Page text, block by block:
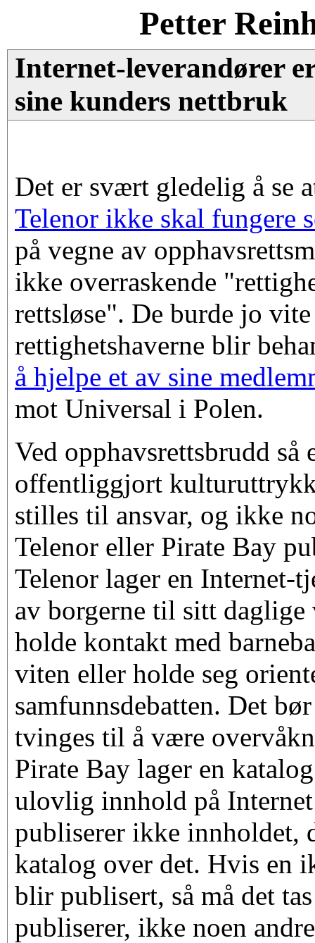
Petter
Internet-leverandører
sine kunders nettbruk
Det er svært gledelig å se
Telenor ikke skal fungere
på vegne av
ikke overraskende
rettsløse". De burde jo
rettighetshaverne blir
å hjelpe et av sine
mot Universal i Polen.
Ved opphavsrettsbrudd så
offentliggjort
stilles til ansvar, og ikke
Telenor eller Pirate Bay
Telenor lager en Internet-
av borgerne til sitt
holde kontakt med
viten eller holde seg
samfunnsdebatten. Det
tvinges til å være
Pirate Bay lager en
ulovlig innhold på
publiserer ikke innholdet,
katalog over det. Hvis en
blir publisert, så må det
publiserer, ikke noen